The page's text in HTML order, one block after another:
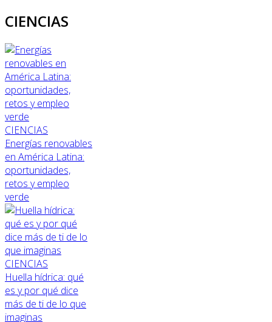
CIENCIAS
CIENCIAS
Energías renovables
en América Latina:
oportunidades,
retos y empleo
verde
CIENCIAS
Huella hídrica: qué
es y por qué dice
más de ti de lo que
imaginas